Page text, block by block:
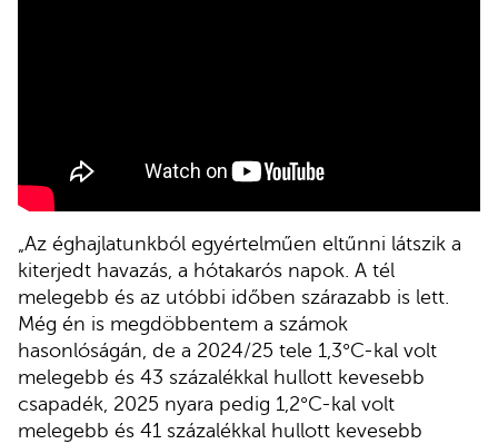
„Az éghajlatunkból egyértelműen eltűnni látszik a
kiterjedt havazás, a hótakarós napok. A tél
melegebb és az utóbbi időben szárazabb is lett.
Még én is megdöbbentem a számok
hasonlóságán, de a 2024/25 tele 1,3°C-kal volt
melegebb és 43 százalékkal hullott kevesebb
csapadék, 2025 nyara pedig 1,2°C-kal volt
melegebb és 41 százalékkal hullott kevesebb